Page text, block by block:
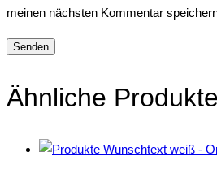
meinen nächsten Kommentar
Ähnliche Produkte